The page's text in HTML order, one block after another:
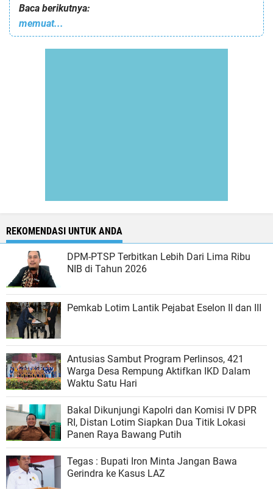
Baca berikutnya:
memuat...
REKOMENDASI UNTUK ANDA
DPM-PTSP Terbitkan Lebih Dari Lima Ribu
NIB di Tahun 2026
Pemkab Lotim Lantik Pejabat Eselon II dan III
Antusias Sambut Program Perlinsos, 421
Warga Desa Rempung Aktifkan IKD Dalam
Waktu Satu Hari
Bakal Dikunjungi Kapolri dan Komisi IV DPR
RI, Distan Lotim Siapkan Dua Titik Lokasi
Panen Raya Bawang Putih
Tegas : Bupati Iron Minta Jangan Bawa
Gerindra ke Kasus LAZ